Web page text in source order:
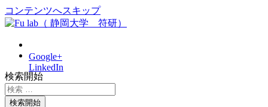
コンテンツへスキップ
Fu lab（ 静岡大学 符研）
静岡大学, Shizuoka University, Desheng Fu, 符 徳勝, 符 德
胜,ferroelectric, 強誘電体, 铁电, 圧電, 压电
Google+
LinkedIn
検索開始